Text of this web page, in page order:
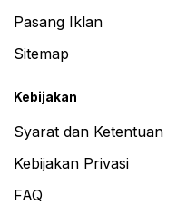
Pasang Iklan
Sitemap
Kebijakan
Syarat dan Ketentuan
Kebijakan Privasi
FAQ